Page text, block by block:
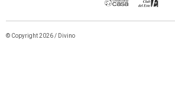
© Copyright 2026 / Divino